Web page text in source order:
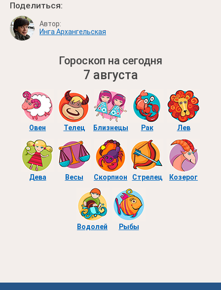
Поделиться:
Автор:
Инга Архангельская
Гороскоп на сегодня
7 августа
Овен Телец Близнецы Рак Лев
Дева Весы Скорпион Стрелец Козерог
Водолей Рыбы